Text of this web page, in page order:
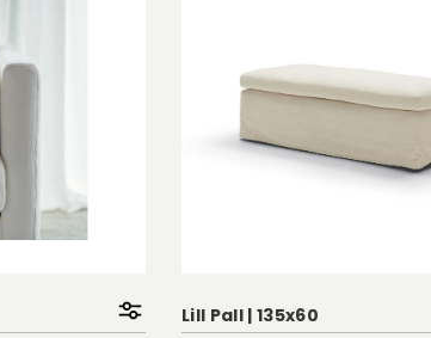
Lill Pall | 135x60